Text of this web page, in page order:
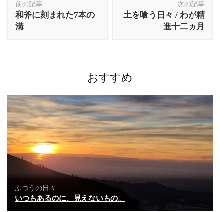
稿
ナ
ビ
前の記事
和斧に刻まれた7本の
溝
次の記事
土を喰う日々 / わが精
進十二ヵ月
おすすめ
ふつうの日々
いつもあるのに、見えないもの。